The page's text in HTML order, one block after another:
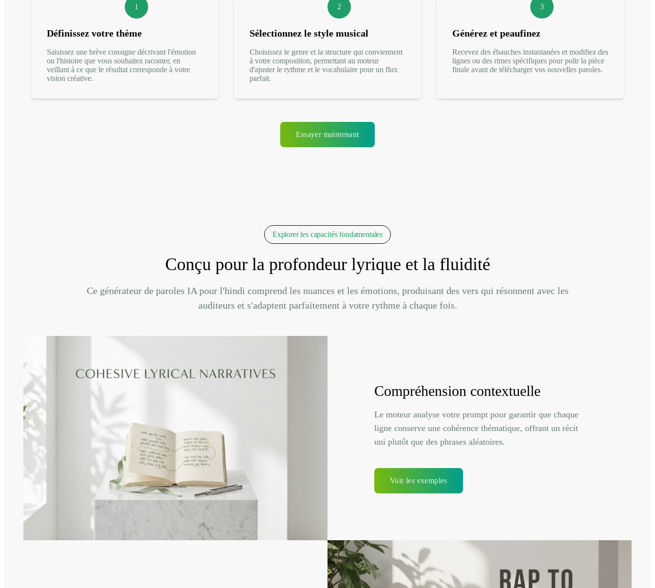
1
Définissez votre thème
Saisissez une brève consigne décrivant l'émotion
ou l'histoire que vous souhaitez raconter, en
veillant à ce que le résultat corresponde à votre
vision créative.
2
Sélectionnez le style musical
Choisissez le genre et la structure qui conviennent
à votre composition, permettant au moteur
d'ajuster le rythme et le vocabulaire pour un flux
parfait.
3
Générez et peaufinez
Recevez des ébauches instantanées et modifiez des
lignes ou des rimes spécifiques pour polir la pièce
finale avant de télécharger vos nouvelles paroles.
Essayer maintenant
Explorer les capacités fondamentales
Conçu pour la profondeur lyrique et la fluidité
Ce générateur de paroles IA pour l'hindi comprend les nuances et les émotions, produisant des vers qui résonnent avec les
auditeurs et s'adaptent parfaitement à votre rythme à chaque fois.
Compréhension contextuelle
Le moteur analyse votre prompt pour garantir que chaque
ligne conserve une cohérence thématique, offrant un récit
uni plutôt que des phrases aléatoires.
Voir les exemples